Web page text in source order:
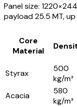
Panel size:
payload 25.5 MT,
Core
Material
Styrax
500
kg/m³
Acacia
580
kg/m³